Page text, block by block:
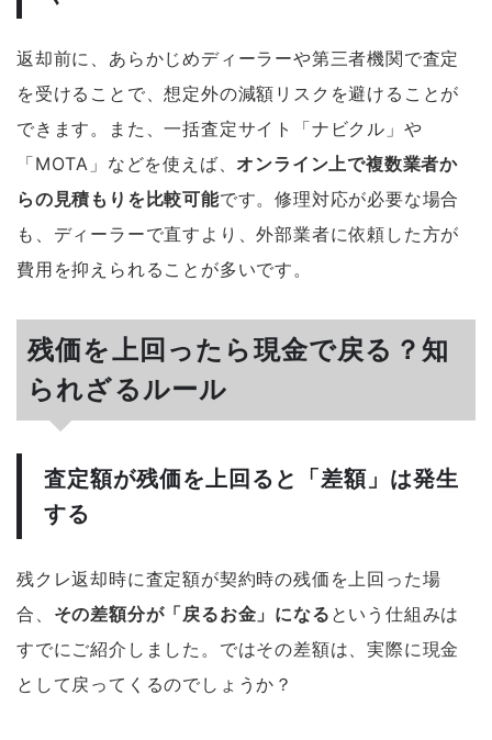
返却前に、あらかじめディーラーや第三者機関で査定
を受けることで、想定外の減額リスクを避けることが
できます。また、一括査定サイト「ナビクル」や
「MOTA」などを使えば、 オンライン上で複数業者か
らの見積もりを比較可能です。修理対応が必要な場合
も、ディーラーで直すより、外部業者に依頼した方が
費用を抑えられることが多いです。
残価を上回ったら現金で戻る？知
られざるルール
査定額が残価を上回ると「差額」は発生
する
残クレ返却時に査定額が契約時の残価を上回った場
合、 その差額分が「戻るお金」になる という仕組みは
すでにご紹介しました。ではその差額は、実際に現金
として戻ってくるのでしょうか？